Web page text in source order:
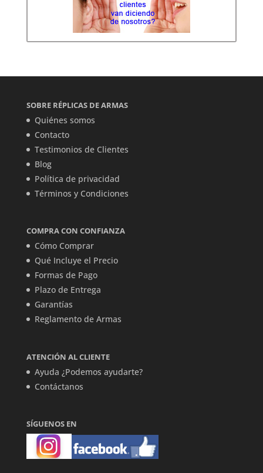
SOBRE RÉPLICAS DE ARMAS
Quiénes somos
Contacto
Testimonios de Clientes
Blog
Política de privacidad
Términos y Condiciones
COMPRA CON CONFIANZA
Cómo Comprar
Qué Incluye el Precio
Formas de Pago
Plazo de Entrega
Garantías
Reglamento de Armas
ATENCIÓN AL CLIENTE
Ayuda ¿Podemos ayudarte?
Contáctanos
SÍGUENOS EN